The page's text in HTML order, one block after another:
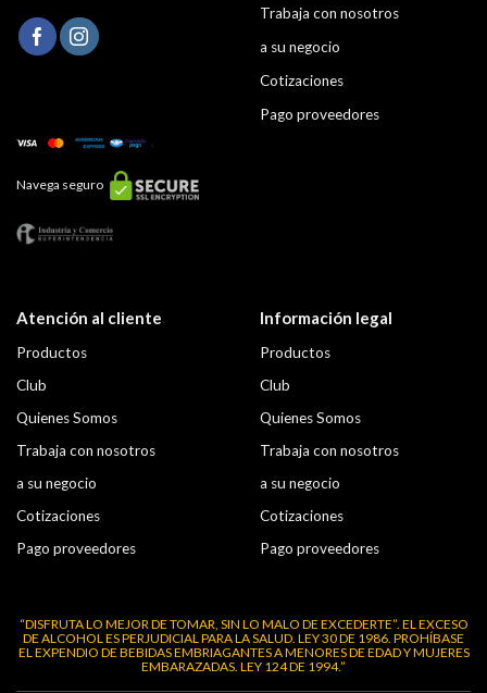
Navega seguro
Trabaja con nosotros
a su negocio
Cotizaciones
Pago proveedores
Atención al cliente
Productos
Club
Quienes Somos
Trabaja con nosotros
a su negocio
Cotizaciones
Pago proveedores
Información legal
Productos
Club
Quienes Somos
Trabaja con nosotros
a su negocio
Cotizaciones
Pago proveedores
“DISFRUTA LO MEJOR DE TOMAR, SIN LO MALO DE EXCEDERTE”. EL EXCESO
DE ALCOHOL ES PERJUDICIAL PARA LA SALUD. LEY 30 DE 1986. PROHÍBASE
EL EXPENDIO DE BEBIDAS EMBRIAGANTES A MENORES DE EDAD Y MUJERES
EMBARAZADAS. LEY 124 DE 1994.”